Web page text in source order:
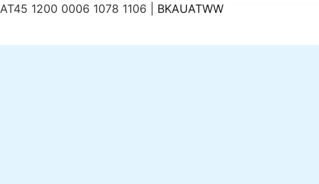
AT45 1200 0006 1078 1106 | BKAUATWW